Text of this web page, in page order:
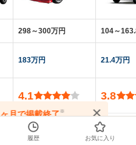
298～300万円
183万円
4.1
4人
104～
21.4万円
3.8
3～4人
表示する
月で掲載終了※
合わせください
履歴 お気に入り